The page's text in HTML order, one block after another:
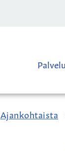
Ajankohtaista